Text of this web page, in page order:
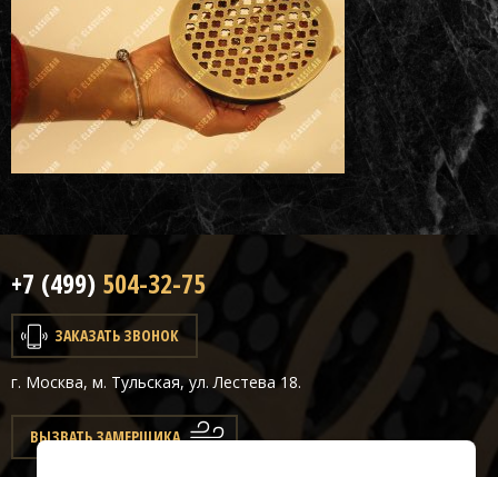
+7 (499) 504-32-75
ЗАКАЗАТЬ ЗВОНОК
г. Москва, м. Тульская, ул. Лестева 18.
ВЫЗВАТЬ ЗАМЕРЩИКА